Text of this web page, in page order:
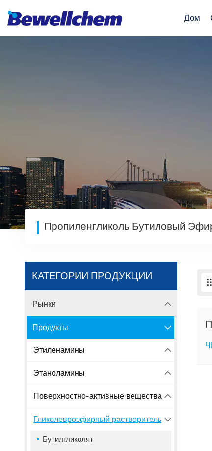
Дом
Пропиленгликоль Бутиловый
КАТЕГОРИИ ПРОДУКЦИИ
Рынки
Продукты
Этиленамины
Этаноламины
Поверхностно-активные вещества
Гликолевроэфирный растворитель
Бутилгликолят